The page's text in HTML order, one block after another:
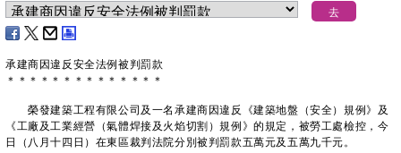
承建商因違反安全法例被判罰款
＊ ＊ ＊ ＊ ＊ ＊ ＊ ＊ ＊ ＊ ＊ ＊ ＊ ＊
​榮發建築工程有限公司及一名承建商因違反《建築地盤（安全）規例》及
《工廠及工業經營（氣體焊接及火焰切割）規例》的規定，被勞工處檢控，今
日（八月十四日）在東區裁判法院分別被判罰款五萬元及五萬九千元。